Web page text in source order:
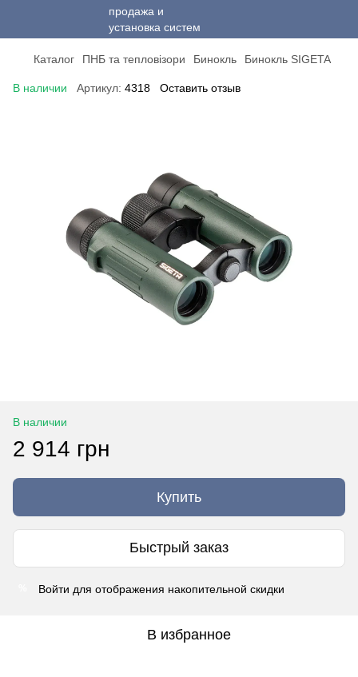
Каталог ПНБ та тепловізори Бинокль Бинокль SIGETA
В наличии Артикул: 4318 Оставить отзыв
В наличии
2 914 грн
Купить
Быстрый заказ
Войти для отображения накопительной скидки
В избранное